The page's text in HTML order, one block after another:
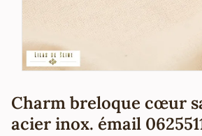
Charm breloque cœur
acier inox. émail